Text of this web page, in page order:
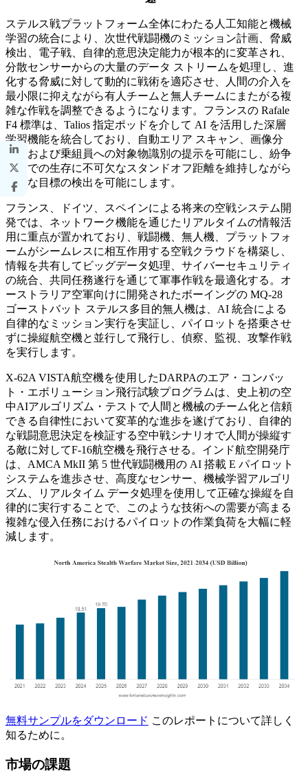
ステルス戦プラットフォーム全体にわたる人工知能と機械
学習の統合により、次世代戦闘機のミッション計画、脅威
検出、電子戦、自律的意思決定能力が根本的に変革され、
分散センサーからの大量のデータ ストリームを処理し、進
化する脅威に対して動的に戦術を適応させ、人間の介入を
最小限に抑えながら有人チームと無人チームにまたがる複
雑な作戦を調整できるようになります。フランスの Rafale
F4 標準は、Talios 指定ポッドを介して AI を活用した深層
学習機能を統合しており、自動エリア スキャン、画像分
析、および乗組員への対象物識別の提示を可能にし、紛争
環境での生存に不可欠なスタンドオフ距離を維持しながら
小さな目標の検出を可能にします。
フランス、ドイツ、スペインによる将来の空戦システム開
発では、ネットワーク機能を通じたリアルタイムの情報活
用に重点が置かれており、戦闘機、無人機、プラットフォ
ームがシームレスに相互作用する空戦クラウドを構築し、
情報を共有してビッグデータ処理、サイバーセキュリティ
の統合、共同任務遂行を通じて軍事作戦を最適化する。オ
ーストラリア空軍向けに開発されたボーイングの MQ-28
ゴーストバット ステルス多目的無人機は、AI 統合による
自律的なミッション実行を実証し、パイロットを搭乗させ
ずに操縦航空機と並行して飛行し、偵察、監視、攻撃作戦
を実行します。
X-62A VISTA航空機を使用したDARPAのエア・コンバッ
ト・エボリューション飛行試験プログラムは、史上初の空
中AIアルゴリズム・テストで人間と機械のチーム化と信頼
できる自律性において変革的な進歩を遂げており、自律的
な戦闘意思決定を検証する空中戦シナリオで人間が操縦す
る敵に対してF-16航空機を飛行させる。インド航空開発庁
は、AMCA MkII 第 5 世代戦闘機用の AI 搭載 E パイロット
システムを進歩させ、高度なセンサー、機械学習アルゴリ
ズム、リアルタイム データ処理を使用して正確な操縦を自
律的に実行することで、このような技術への需要が高まる
複雑な侵入任務におけるパイロットの作業負荷を大幅に軽
減します。
無料サンプルをダウンロード このレポートについて詳しく
知るために。
市場の課題